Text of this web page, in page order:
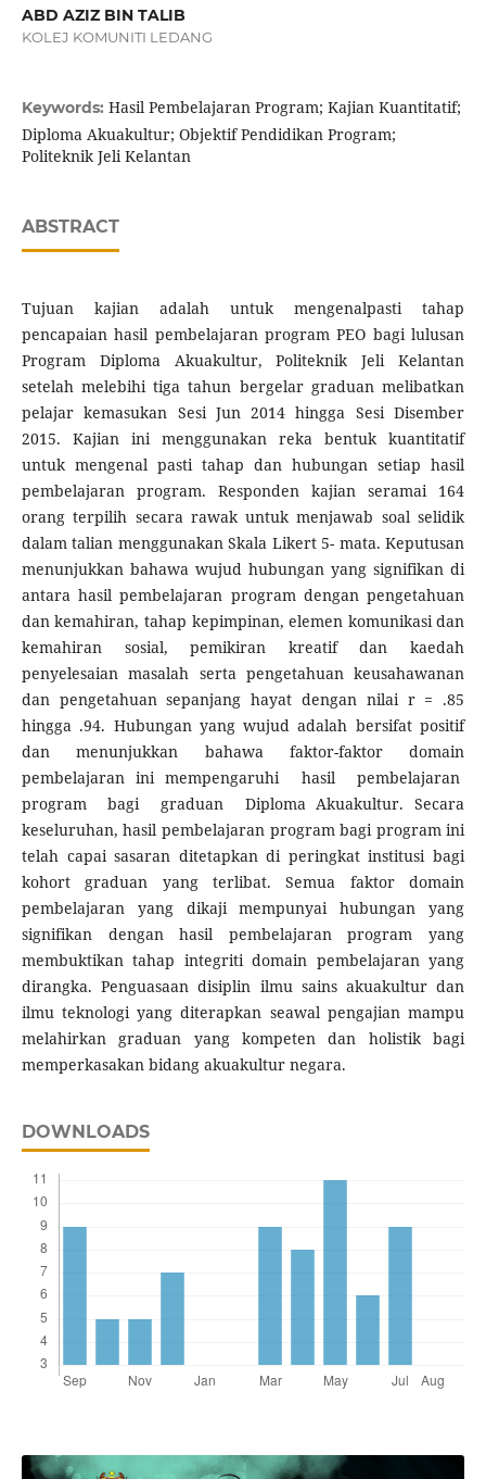
ABD AZIZ BIN TALIB
KOLEJ KOMUNITI LEDANG
Keywords: Hasil Pembelajaran Program; Kajian Kuantitatif;
Diploma Akuakultur; Objektif Pendidikan Program;
Politeknik Jeli Kelantan
ABSTRACT
Tujuan kajian adalah untuk mengenalpasti tahap
pencapaian hasil pembelajaran program PEO bagi lulusan
Program Diploma Akuakultur, Politeknik Jeli Kelantan
setelah melebihi tiga tahun bergelar graduan melibatkan
pelajar kemasukan Sesi Jun 2014 hingga Sesi Disember
2015. Kajian ini menggunakan reka bentuk kuantitatif
untuk mengenal pasti tahap dan hubungan setiap hasil
pembelajaran program. Responden kajian seramai 164
orang terpilih secara rawak untuk menjawab soal selidik
dalam talian menggunakan Skala Likert 5- mata. Keputusan
menunjukkan bahawa wujud hubungan yang signifikan di
antara hasil pembelajaran program dengan pengetahuan
dan kemahiran, tahap kepimpinan, elemen komunikasi dan
kemahiran sosial, pemikiran kreatif dan kaedah
penyelesaian masalah serta pengetahuan keusahawanan
dan pengetahuan sepanjang hayat dengan nilai r = .85
hingga .94. Hubungan yang wujud adalah bersifat positif
dan menunjukkan bahawa faktor-faktor domain
pembelajaran ini mempengaruhi hasil pembelajaran
program bagi graduan Diploma Akuakultur. Secara
keseluruhan, hasil pembelajaran program bagi program ini
telah capai sasaran ditetapkan di peringkat institusi bagi
kohort graduan yang terlibat. Semua faktor domain
pembelajaran yang dikaji mempunyai hubungan yang
signifikan dengan hasil pembelajaran program yang
membuktikan tahap integriti domain pembelajaran yang
dirangka. Penguasaan disiplin ilmu sains akuakultur dan
ilmu teknologi yang diterapkan seawal pengajian mampu
melahirkan graduan yang kompeten dan holistik bagi
memperkasakan bidang akuakultur negara.
DOWNLOADS